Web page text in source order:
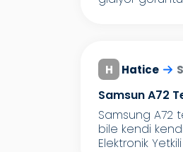
H Hatice
Samsun A72
Samsung A72
bile kendi
Elektronik